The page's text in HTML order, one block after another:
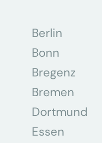
Berlin
Bonn
Bregenz
Bremen
Dortmund
Essen